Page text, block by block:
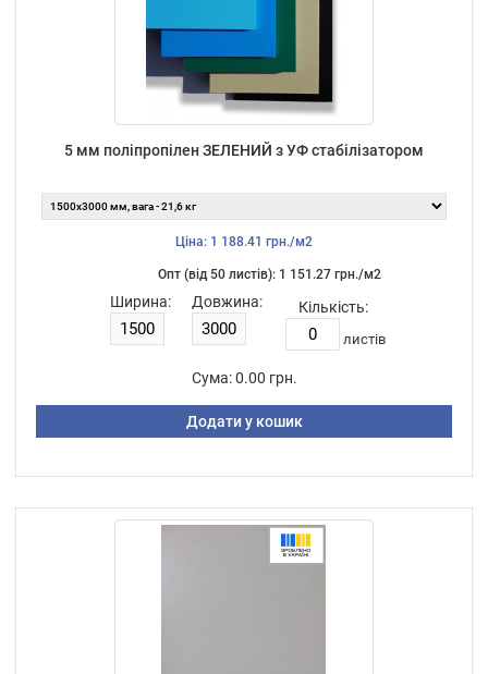
5 мм поліпропілен ЗЕЛЕНИЙ з УФ стабілізатором
Ціна: 1 188.41 грн./м2
Опт (від 50 листiв): 1 151.27 грн./м2
Ширина: Довжина: Кількість:
листiв
Сума: 0.00 грн.
Додати у кошик